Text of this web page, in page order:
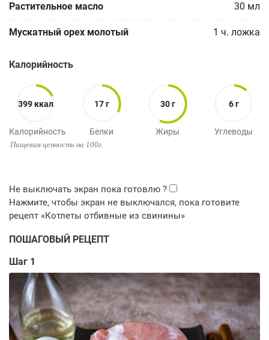
Растительное масло 30 мл
Мускатный орех молотый 1 ч. ложка
Калорийность
399 ккал
Калорийность
17 г
Белки
30 г
Жиры
6 г
Углеводы
Пищевая ценность на 100г.
ПОШАГОВЫЙ РЕЦЕПТ
Шаг 1